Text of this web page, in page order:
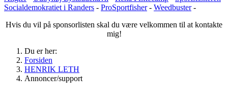
Socialdemokratiet i Randers - ProSportfisher- Weedbuster-
Hvis du vil på sponsorlisten skal du være velkommen til at kontakte
mig!
Du er her:
Forsiden
HENRIK LETH
Annoncer/support